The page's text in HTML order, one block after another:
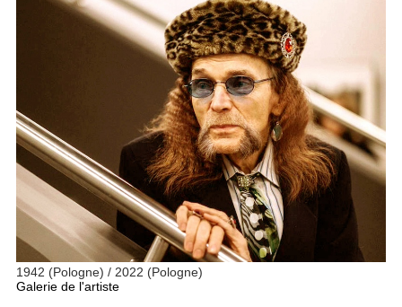
1942 (Pologne) / 2022 (Pologne)
Galerie de l'artiste